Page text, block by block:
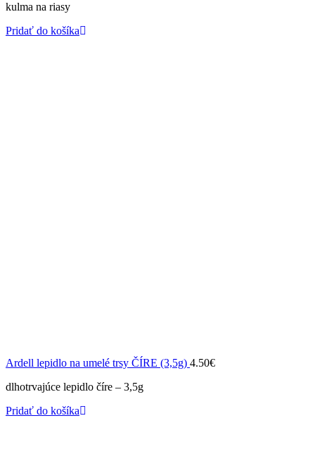
kulma na riasy
Pridať do košíka
Ardell lepidlo na umelé trsy ČÍRE (3,5g) 4.50€
dlhotrvajúce lepidlo číre – 3,5g
Pridať do košíka